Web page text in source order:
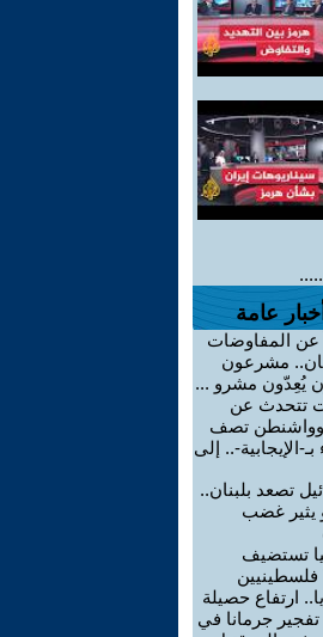
أخبار عامة
عن المفاوضات
مشرعون
يُعِدّون مشرو ...
تتحدث عن
تصف
بـ-الإيجابية-.. إلى
تصعد بلبنان..
يثير غضب
تستضيف
فلسطينيين
ارتفاع حصيلة
جرمانا في